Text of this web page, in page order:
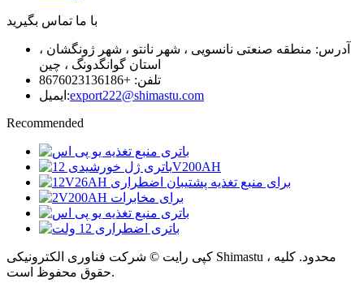
با ما تماس بگیرید
آدرس: منطقه صنعتی نانسویی ، شهر نانتو ، شهر ژونگشان ،
استان گوانگدونگ ، چین
تلفن: +8676023136186
ایمیل:export222@shimastu.com
Recommended
کپی رایت © شرکت فناوری الکترونیکی Shimastu ، محدود. کلیه
حقوق محفوظ است.